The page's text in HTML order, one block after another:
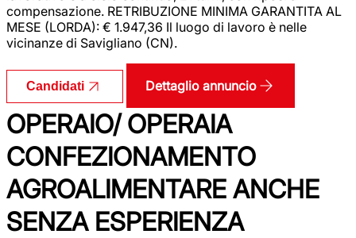
compensazione. RETRIBUZIONE MINIMA GARANTITA AL
MESE (LORDA): € 1.947,36 Il luogo di lavoro è nelle
vicinanze di Savigliano (CN).
Candidati Dettaglio annuncio
OPERAIO/ OPERAIA
CONFEZIONAMENTO
AGROALIMENTARE ANCHE
SENZA ESPERIENZA